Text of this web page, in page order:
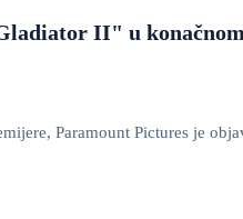
II" u konačnom
Paramount Pictures je